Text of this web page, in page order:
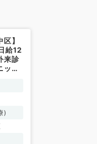
】
給12
来診
ック
)